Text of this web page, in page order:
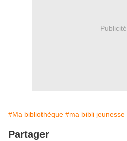
Publicité
#Ma bibliothèque #ma bibli jeunesse
Partager